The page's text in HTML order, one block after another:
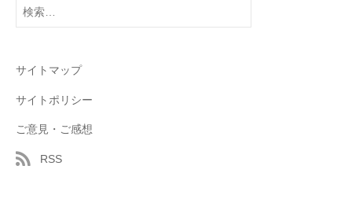
検
サイトマップ
サイトポリシー
ご意見・ご感想
RSS